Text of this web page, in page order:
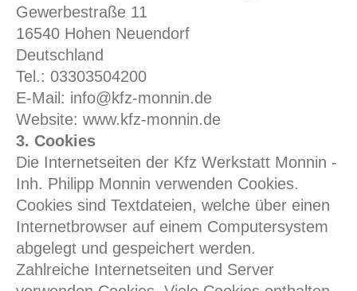
Gewerbestraße 11
16540 Hohen Neuendorf
Deutschland
Tel.: 03303504200
E-Mail: info@kfz-monnin.de
Website: www.kfz-monnin.de
3. Cookies
Die Internetseiten der Kfz Werkstatt Monnin -
Inh. Philipp Monnin verwenden Cookies.
Cookies sind Textdateien, welche über einen
Internetbrowser auf einem Computersystem
abgelegt und gespeichert werden.
Zahlreiche Internetseiten und Server